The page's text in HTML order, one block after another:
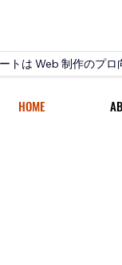
トは Web 制作のプ